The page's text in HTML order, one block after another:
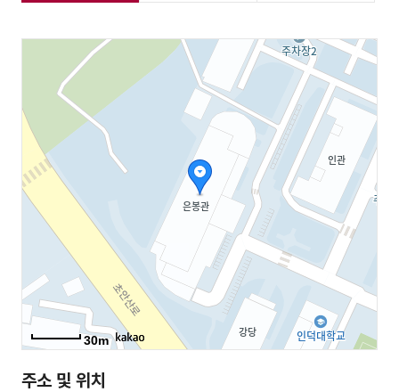
30m
주소 및 위치